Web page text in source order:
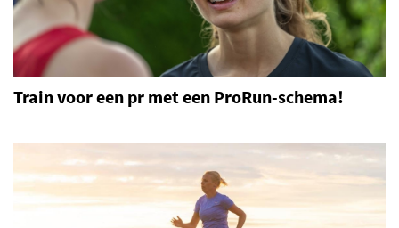
Train voor een pr met een ProRun-schema!